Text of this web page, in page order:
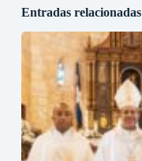
Entradas relacionadas